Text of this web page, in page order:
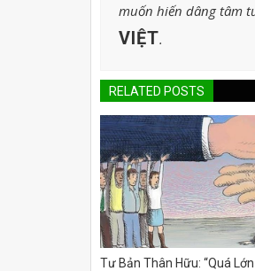
muốn hiến dâng tâm
VIỆT.
RELATED POSTS
Tư Bản Thân Hữu: “Quá